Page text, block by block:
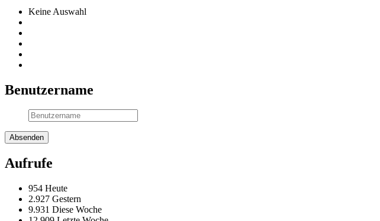
Keine Auswahl
Benutzername
Aufrufe
954 Heute
2.927 Gestern
9.931 Diese Woche